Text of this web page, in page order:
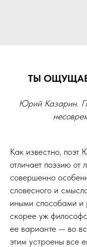
ТЫ
Юрий Казарин.
Как известно,
отличает поэзию от
совершенно
словесного и
иными способами и
скорее уж
ее варианте — во
этим устроены все